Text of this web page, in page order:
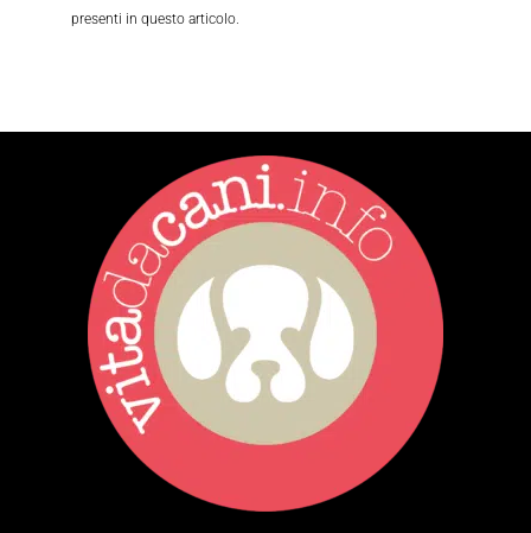
presenti in questo articolo.